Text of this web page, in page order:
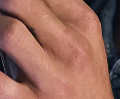
Description